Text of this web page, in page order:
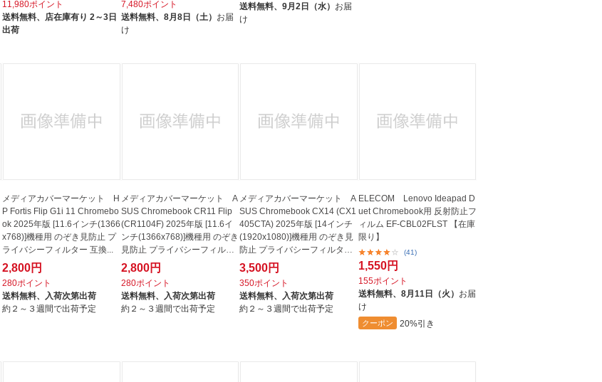
11,980ポイント
送料無料、 店在庫有り 2～3日
出荷
7,480ポイント
送料無料、 8月8日（土） お届
け
送料無料、9月2日（水） お届
け
メディアカバーマーケット H
P Fortis Flip G1i 11 Chromebo
ok 2025年版 [11.6インチ(1366
x768)]機種用 のぞき見防止 プ
ライバシーフィルター 互換...
2,800円
280ポイント
送料無料、 入荷次第出荷
約２～３週間で出荷予定
メディアカバーマーケット A
SUS Chromebook CR11 Flip
(CR1104F) 2025年版 [11.6イ
ンチ(1366x768)]機種用 のぞき
見防止 プライバシーフィルタ
ー 互...
2,800円
280ポイント
送料無料、 入荷次第出荷
約２～３週間で出荷予定
メディアカバーマーケット A
SUS Chromebook CX14 (CX1
405CTA) 2025年版 [14インチ
(1920x1080)]機種用 のぞき見
防止 プライバシーフィルター
互換品...
3,500円
350ポイント
送料無料、 入荷次第出荷
約２～３週間で出荷予定
ELECOM Lenovo Ideapad D
uet Chromebook用 反射防止フ
ィルム EF-CBL02FLST 【在庫
限り】
(41)
1,550円
155ポイント
送料無料、 8月11日（火） お届
け
クーポン 20%引き